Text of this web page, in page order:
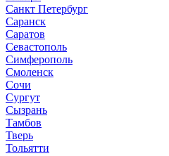
Санкт Петербург
Саранск
Саратов
Севастополь
Симферополь
Смоленск
Сочи
Сургут
Сызрань
Тамбов
Тверь
Тольятти